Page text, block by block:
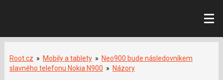
Root.cz » Mobily a tablety » Neo900 bude následovníkem
slavného telefonu Nokia N900 » Názory